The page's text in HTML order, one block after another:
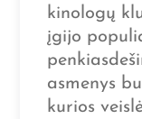
kinologų
įgijo
asmenys
kurios